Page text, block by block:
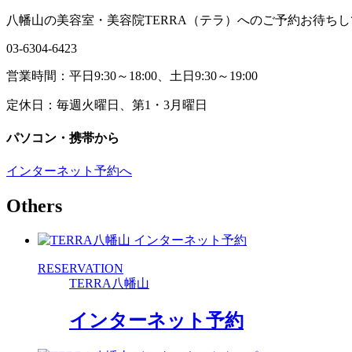
八幡山の美容室・美容院TERRA（テラ）へのご予約お待ち
03-6304-6423
営業時間：平日9:30～18:00、土日9:30～19:00
定休日：毎週火曜日、第1・3月曜日
パソコン・携帯から
インターネット予約へ
Others
RESERVATION
TERRA八幡山
インターネット予約